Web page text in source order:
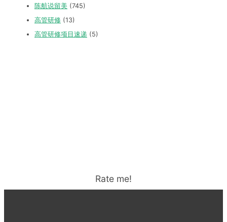
陈航说留美 (745)
高管研修 (13)
高管研修项目速递 (5)
Rate me!